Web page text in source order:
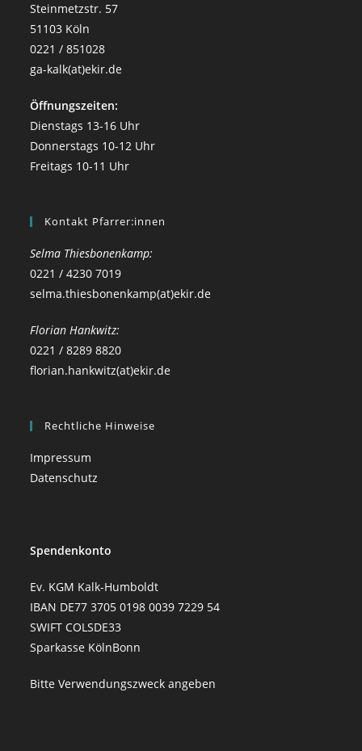
Steinmetzstr. 57
51103 Köln
0221 / 851028
ga-kalk(at)ekir.de
Öffnungszeiten:
Dienstags 13-16 Uhr
Donnerstags 10-12 Uhr
Freitags 10-11 Uhr
Kontakt Pfarrer:innen
Selma Thiesbonenkamp:
0221 / 4230 7019
selma.thiesbonenkamp(at)ekir.de
Florian Hankwitz:
0221 / 8289 8820
florian.hankwitz(at)ekir.de
Rechtliche Hinweise
Impressum
Datenschutz
Spendenkonto
Ev. KGM Kalk-Humboldt
IBAN DE77 3705 0198 0039 7229 54
SWIFT COLSDE33
Sparkasse KölnBonn
Bitte Verwendungszweck angeben